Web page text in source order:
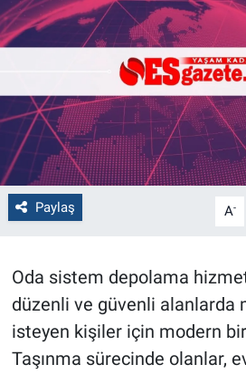
Paylaş A-
Oda sistem depolama
düzenli ve güvenli alanlarda
isteyen kişiler için modern
Taşınma sürecinde olanlar,
Politika
Kütahya
Gezi
Genel
Yerel
Magazin